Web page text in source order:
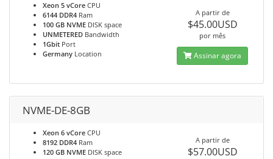
Xeon 5 vCore CPU
6144 DDR4 Ram
100 GB NVME DISK space
UNMETERED Bandwidth
1Gbit Port
Germany Location
A partir de
$45.00USD
por mês
Assinar agora
NVME-DE-8GB
Xeon 6 vCore CPU
8192 DDR4 Ram
120 GB NVME DISK space
A partir de
$57.00USD